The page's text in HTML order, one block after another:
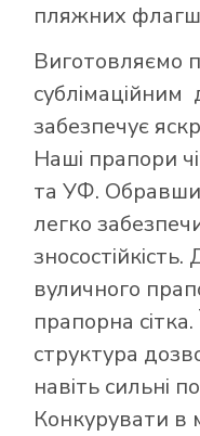
пляжних
Виготовляємо
сублімаційним
забезпечує
Наші прапори
та УФ. Обравши
легко
вуличного
прапорна сітка.
структура
навіть сильні
Конкурувати в